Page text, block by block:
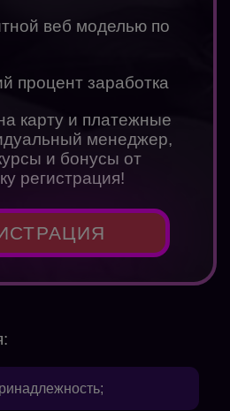
веб моделью по
процент заработка
карту и платежные
менеджер,
и бонусы от
регистрация!